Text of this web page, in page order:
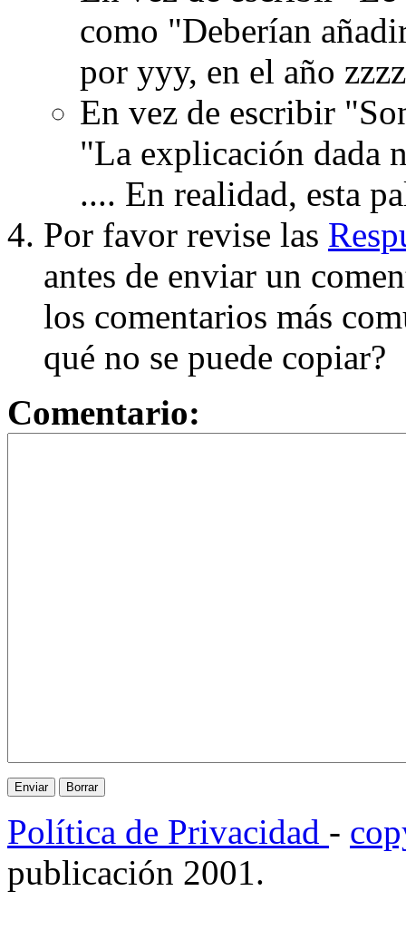
como "Deberían
por yyy, en el año
En vez de escribir
"La explicación dada
.... En realidad, esta
Por favor revise las
antes de enviar un
los comentarios más
qué no se puede copiar?
Comentario:
Política de Privacidad -
publicación 2001.